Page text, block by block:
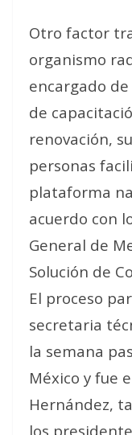
Otro factor
organismo
encargado de
de
renovación,
personas
plataforma
acuerdo con
General de
Solución de
El proceso
secretaria
la semana
México y fue
Hernández,
los